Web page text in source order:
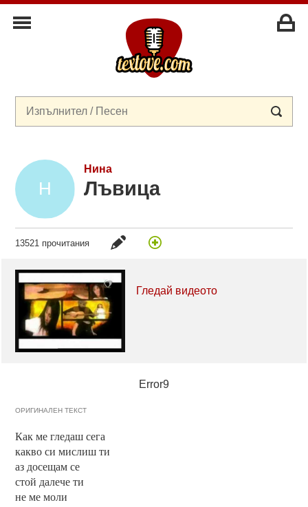
Нина
Лъвица
13521 прочитания
Гледай видеото
Error9
ОРИГИНАЛЕН ТЕКСТ
Как ме гледаш сега
какво си мислиш ти
аз досещам се
стой далече ти
не ме моли